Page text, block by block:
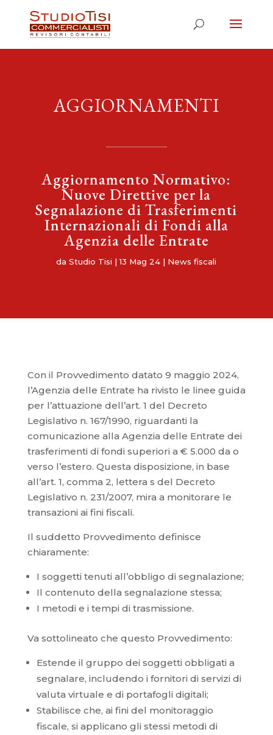
AGGIORNAMENTI
Aggiornamento Normativo:
Nuove Direttive per la
Segnalazione di Trasferimenti
Internazionali di Fondi alla
Agenzia delle Entrate
daStudio Tisi |13 Mag 24 | News fiscali
Con il Provvedimento datato 9 maggio 2024,
l’Agenzia delle Entrate ha rivisto le linee guida
per l’attuazione dell’art. 1 del Decreto
Legislativo n. 167/1990, riguardanti la
comunicazione alla Agenzia delle Entrate dei
trasferimenti di fondi superiori a € 5.000 da o
verso l’estero. Questa disposizione, in base
all’art. 1, comma 2, lettera s del Decreto
Legislativo n. 231/2007, mira a monitorare le
transazioni ai fini fiscali.
Il suddetto Provvedimento definisce
chiaramente:
I soggetti tenuti all’obbligo di segnalazione;
Il contenuto della segnalazione stessa;
I metodi e i tempi di trasmissione.
Va sottolineato che questo Provvedimento:
Estende il gruppo dei soggetti obbligati a
segnalare, includendo i fornitori di servizi di
valuta virtuale e di portafogli digitali;
Stabilisce che, ai fini del monitoraggio
fiscale, si applicano gli stessi metodi di